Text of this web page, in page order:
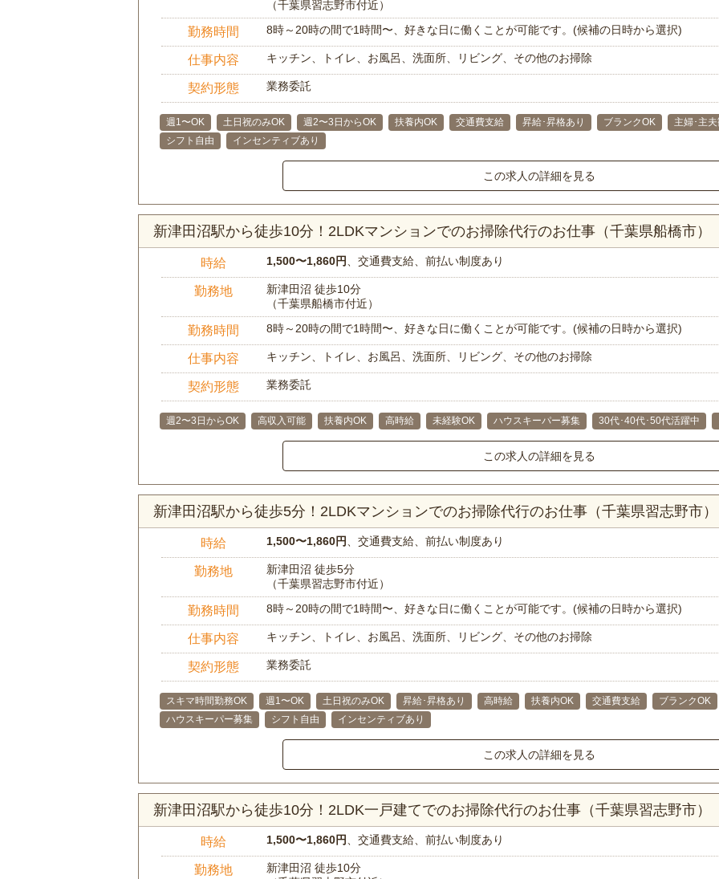
（千葉県習志野市付近）
勤務時間 8時～20時の間で1時間〜、好きな日に働くことが可能です。(候補の日時から選択)
仕事内容 キッチン、トイレ、お風呂、洗面所、リビング、その他のお掃除
契約形態 業務委託
週1〜OK 土日祝のみOK 週2〜3日からOK 扶養内OK 交通費支給 昇給･昇格あり ブランクOK 主婦･主
シフト自由
インセンティブあり
この求人の詳細を見る
新津田沼駅から徒歩10分！2LDKマンションでのお掃除代行のお仕事（千葉県船橋市）
時給 1,500〜1,860円 、交通費支給、前払い制度あり
勤務地
新津田沼 徒歩10分
（千葉県船橋市付近）
勤務時間 8時～20時の間で1時間〜、好きな日に働くことが可能です。(候補の日時から選択)
仕事内容 キッチン、トイレ、お風呂、洗面所、リビング、その他のお掃除
契約形態 業務委託
週2〜3日からOK 高収入可能 扶養内OK 高時給 未経験OK ハウスキーパー募集 30代･40代･50代活躍中
この求人の詳細を見る
新津田沼駅から徒歩5分！2LDKマンションでのお掃除代行のお仕事（千葉県習志野市）
時給 1,500〜1,860円 、交通費支給、前払い制度あり
勤務地
新津田沼 徒歩5分
（千葉県習志野市付近）
勤務時間 8時～20時の間で1時間〜、好きな日に働くことが可能です。(候補の日時から選択)
仕事内容 キッチン、トイレ、お風呂、洗面所、リビング、その他のお掃除
契約形態 業務委託
スキマ時間勤務OK 週1〜OK 土日祝のみOK 昇給･昇格あり 高時給 扶養内OK 交通費支給 ブランクOK
ハウスキーパー募集
シフト自由 インセンティブあり
この求人の詳細を見る
新津田沼駅から徒歩10分！2LDK一戸建てでのお掃除代行のお仕事（千葉県習志野市）
時給 1,500〜1,860円 、交通費支給、前払い制度あり
勤務地
新津田沼 徒歩10分